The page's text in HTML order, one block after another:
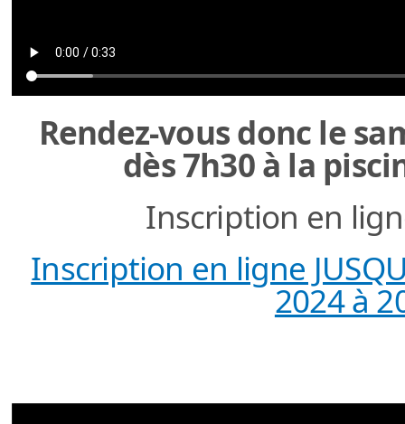
Rendez-vous donc le
dès 7h30 à la
Inscription en
Inscription en ligne
2024 à